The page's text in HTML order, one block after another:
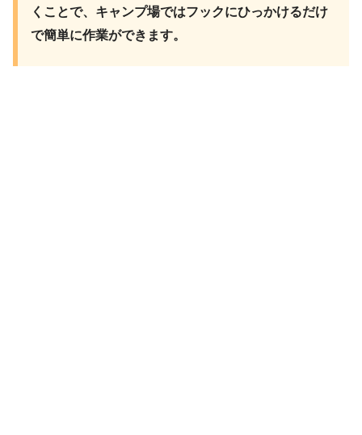
くことで、キャンプ場ではフックにひっかけるだけ
で簡単に作業ができます。